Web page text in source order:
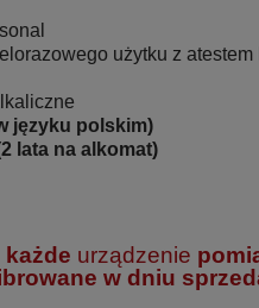
użytku z
języku polskim)
lata na alkomat)
każde urządzenie
w dniu